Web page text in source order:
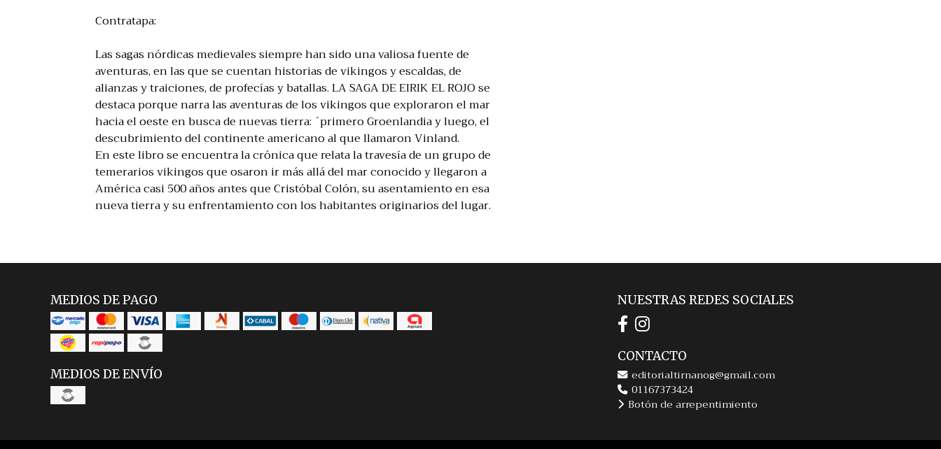
Contratapa:
Las sagas nórdicas medievales siempre han sido una valiosa fuente de
aventuras, en las que se cuentan historias de vikingos y escaldas, de
alianzas y traiciones, de profecías y batallas. LA SAGA DE EIRIK EL ROJO se
destaca porque narra las aventuras de los vikingos que exploraron el mar
hacia el oeste en busca de nuevas tierra: ´primero Groenlandia y luego, el
descubrimiento del continente americano al que llamaron Vinland.
En este libro se encuentra la crónica que relata la travesía de un grupo de
temerarios vikingos que osaron ir más allá del mar conocido y llegaron a
América casi 500 años antes que Cristóbal Colón, su asentamiento en esa
nueva tierra y su enfrentamiento con los habitantes originarios del lugar.
MEDIOS DE PAGO
MEDIOS DE ENVÍO
NUESTRAS REDES SOCIALES
CONTACTO
editorialtirnanog@gmail.com
01167373424
Botón de arrepentimiento